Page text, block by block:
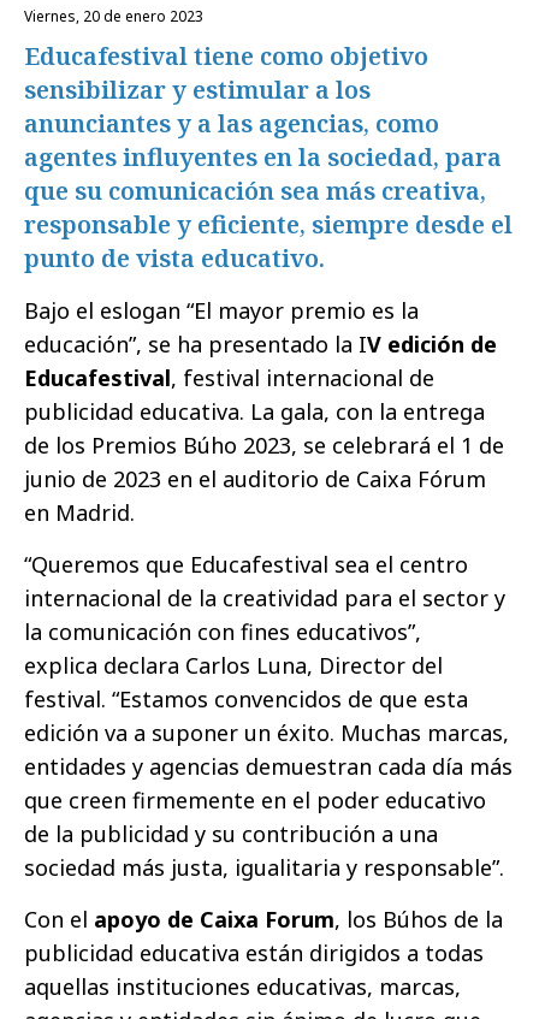
viernes, 20 de enero 2023
Educafestival tiene como objetivo
sensibilizar y estimular a los
anunciantes y a las agencias, como
agentes influyentes en la sociedad, para
que su comunicación sea más creativa,
responsable y eficiente, siempre desde el
punto de vista educativo.
Bajo el eslogan “El mayor premio es la
educación”, se ha presentado la IV edición de
Educafestival, festival internacional de
publicidad educativa. La gala, con la entrega
de los Premios Búho 2023, se celebrará el 1 de
junio de 2023 en el auditorio de Caixa Fórum
en Madrid.
“Queremos que Educafestival sea el centro
internacional de la creatividad para el sector y
la comunicación con fines educativos”,
explica declara Carlos Luna, Director del
festival. “Estamos convencidos de que esta
edición va a suponer un éxito. Muchas marcas,
entidades y agencias demuestran cada día más
que creen firmemente en el poder educativo
de la publicidad y su contribución a una
sociedad más justa, igualitaria y responsable”.
Con el apoyo de Caixa Forum, los Búhos de la
publicidad educativa están dirigidos a todas
aquellas instituciones educativas, marcas,